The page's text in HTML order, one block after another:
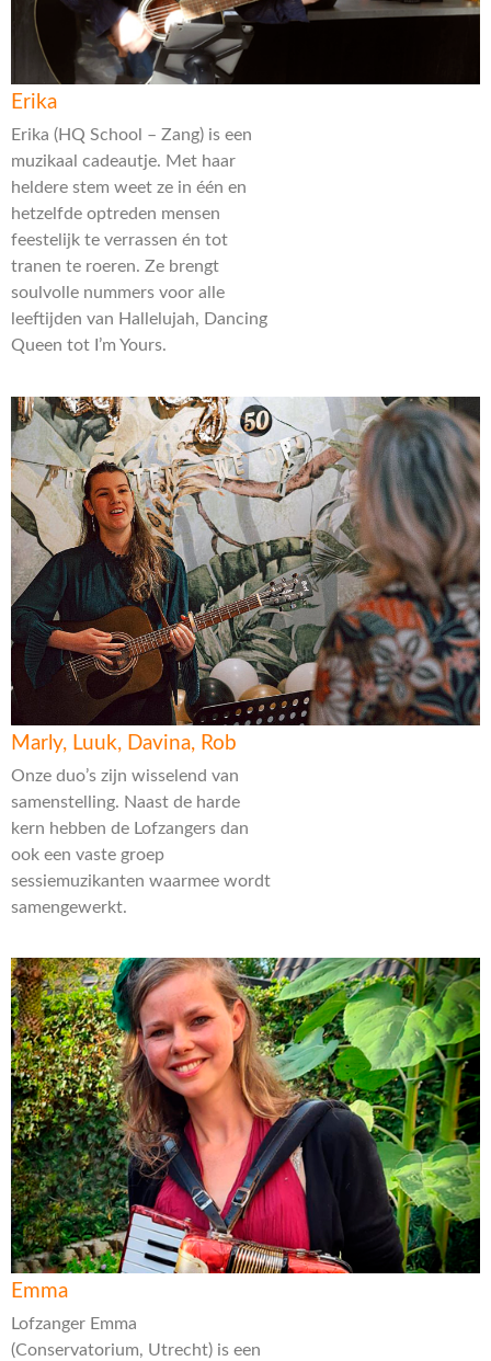
Erika
Erika (HQ School – Zang) is een
muzikaal cadeautje. Met haar
heldere stem weet ze in één en
hetzelfde optreden mensen
feestelijk te verrassen én tot
tranen te roeren. Ze brengt
soulvolle nummers voor alle
leeftijden van Hallelujah, Dancing
Queen tot I’m Yours.
Marly, Luuk, Davina, Rob
Onze duo’s zijn wisselend van
samenstelling. Naast de harde
kern hebben de Lofzangers dan
ook een vaste groep
sessiemuzikanten waarmee wordt
samengewerkt.
Emma
Lofzanger Emma
(Conservatorium, Utrecht) is een